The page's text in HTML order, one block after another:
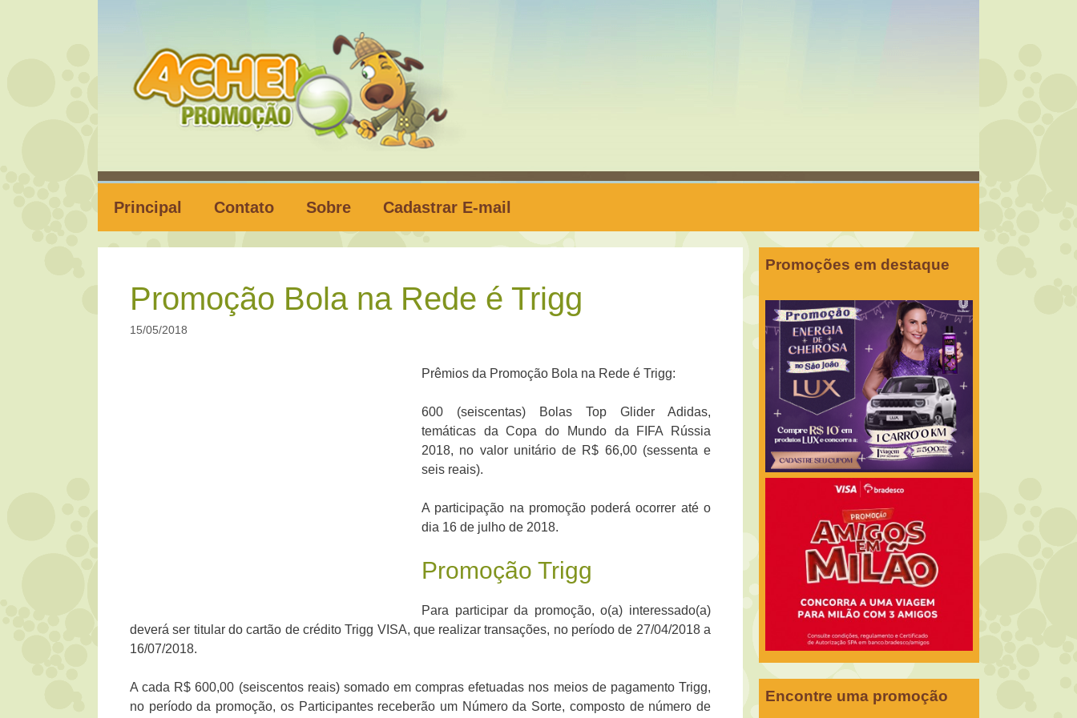
Principal Contato Sobre Cadastrar E-mail
Promoção Bola na Rede é Trigg
15/05/2018
Prêmios da Promoção Bola na Rede é Trigg:
600 (seiscentas) Bolas Top Glider Adidas,
temáticas da Copa do Mundo da FIFA Rússia
2018, no valor unitário de R$ 66,00 (sessenta e
seis reais).
A participação na promoção poderá ocorrer até o
dia 16 de julho de 2018.
Promoção Trigg
Para participar da promoção, o(a) interessado(a)
deverá ser titular do cartão de crédito Trigg VISA, que realizar transações, no período de 27/04/2018 a
16/07/2018.
A cada R$ 600,00 (seiscentos reais) somado em compras efetuadas nos meios de pagamento Trigg,
no período da promoção, os Participantes receberão um Número da Sorte, composto de número de
Promoções em destaque
Encontre uma promoção